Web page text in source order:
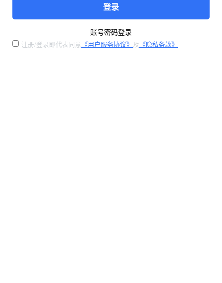
登录
账号密码登录
注册/登录即代表同意 《用户服务协议》 及 《隐私条款》